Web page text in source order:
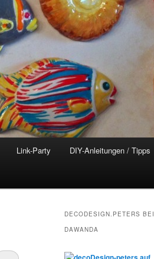
Link-Party DIY-Anleitungen / Tipps
DECODESIGN.PETERS BEI
DAWANDA